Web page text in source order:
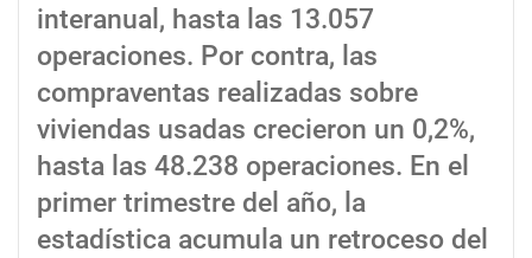
interanual, hasta las 13.057
operaciones. Por contra, las
compraventas realizadas sobre
viviendas usadas crecieron un 0,2%,
hasta las 48.238 operaciones. En el
primer trimestre del año, la
estadística acumula un retroceso del